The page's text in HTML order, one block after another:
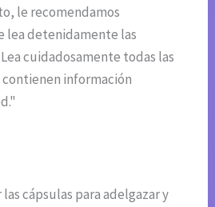
le recomendamos
lea detenidamente las
cuidadosamente todas las
información
cápsulas para adelgazar y